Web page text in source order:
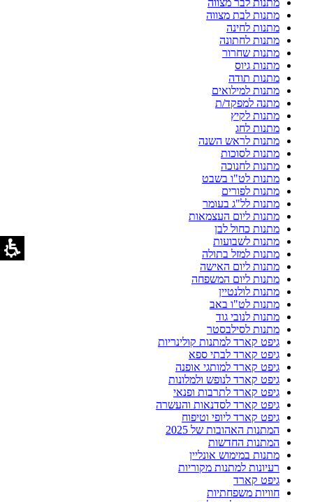
מתנות לבר מצווה
מתנות לבת מצווה
מתנות לחינה
מתנות לחתונה
מתנות שחרור
מתנות גיוס
מתנות תודה
מתנות למילואים
מתנה למפקד/ת
מתנות לקיץ
מתנות לחג
מתנות לראש השנה
מתנות לסוכות
מתנות לחנוכה
מתנות לט"ו בשבט
מתנות לפורים
מתנות לל"ג בעומר
מתנות ליום העצמאות
מתנות כחול לבן
מתנות לשבועות
מתנות למזל בתולה
מתנות ליום האישה
מתנות ליום המשפחה
מתנות לולנטיין
מתנות לט"ו באב
מתנות לנובי גוד
מתנות לסילבסטר
גיפט קארד למתנות קולינריות
גיפט קארד לבתי ספא
גיפט קארד למותגי אופנה
גיפט קארד לנופש ולמלונות
גיפט קארד לתרבות ופנאי
גיפט קארד לסדנאות והעשרה
גיפט קארד ליופי וטיפוח
המתנות האהובות של 2025
המתנות החדשות
מתנות במימוש אונליין
רעיונות למתנות מקוריות
גיפט קארד
חוויות משפחתיות